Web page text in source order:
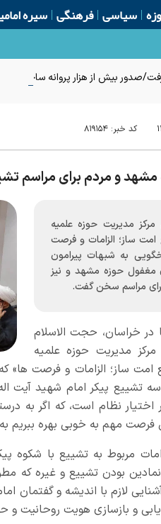
سیاسی فرهنگی سیره
بیش از هزار پروانه ساخت از
کد خبر: ۸۱۹۱۵۴
و مردم برای مراسم
مدیریت حوزه علمیه
ساز؛ الزامات و فرصت
به شبهات پیرامون
مغفول حوزه مشهد و نیز
مراسم سخن گفت.
در خراسان، حجت الاسلام
مدیریت حوزه علمیه
امت ساز؛ الزامات و فرصت
تشییع پیکر امام شهید آیت
نظام است، که اگر به
فرصت مهم به خوبی بهره
مربوط به تشییع با شکوه
بودن تشییع و غیره که
لازم با اندیشه و گفتمان
و بازسازی هویت